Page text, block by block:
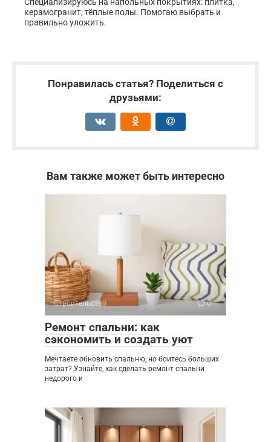
керамогранит, тёплые полы. Помогаю выбрать и
правильно уложить.
Понравилась статья? Поделиться с
друзьями:
Вам также может быть интересно
Строительство 0
Ремонт спальни: как
сэкономить и создать уют
Мечтаете обновить спальню, но боитесь больших
затрат? Узнайте, как сделать ремонт спальни
недорого и